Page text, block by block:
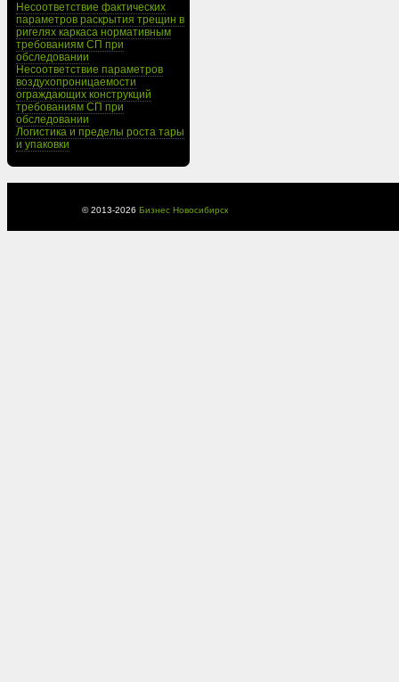
Несоответствие фактических
параметров раскрытия трещин в
ригелях каркаса нормативным
требованиям СП при
обследовании
Несоответствие параметров
воздухопроницаемости
ограждающих конструкций
требованиям СП при
обследовании
Логистика и пределы роста тары
и упаковки
© 2013-2026 Бизнес Новосибирск